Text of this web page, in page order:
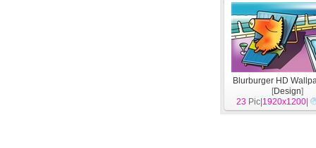
Blurburger HD
[Design]
23 Pic| 1920x1200